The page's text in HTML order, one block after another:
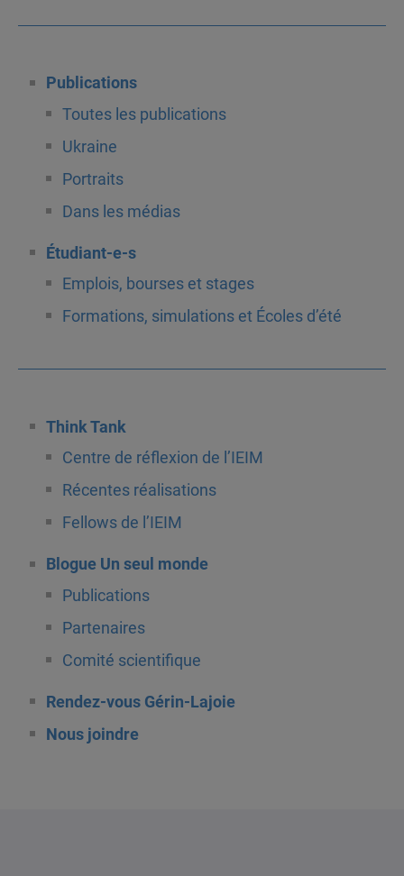
Publications
Toutes les publications
Ukraine
Portraits
Dans les médias
Étudiant-e-s
Emplois, bourses et stages
Formations, simulations et Écoles d’été
Think Tank
Centre de réflexion de l’IEIM
Récentes réalisations
Fellows de l’IEIM
Blogue Un seul monde
Publications
Partenaires
Comité scientifique
Rendez-vous Gérin-Lajoie
Nous joindre